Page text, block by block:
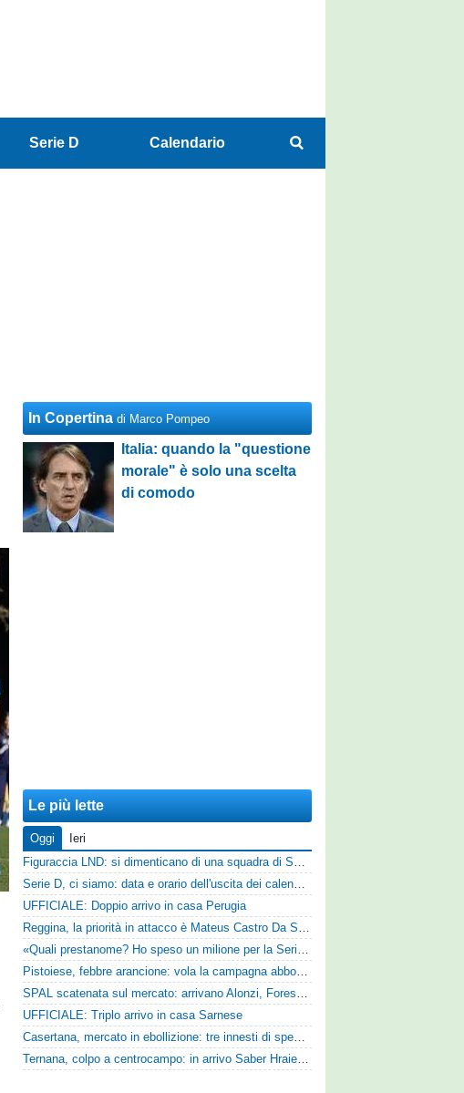
Serie D Calendario
In Copertina di Marco Pompeo
Italia: quando la "questione
morale" è solo una scelta
di comodo
Le più lette
Oggi
Ieri
Figuraccia LND: si dimenticano di una squadra di Serie D, è da rifare il programma Coppa Italia
Serie D, ci siamo: data e orario dell'uscita dei calendari ufficiali
UFFICIALE: Doppio arrivo in casa Perugia
Reggina, la priorità in attacco è Mateus Castro Da Silva: ore decisive per la fumata bianca
«Quali prestanome? Ho speso un milione per la Serie D»: Bandecchi rompe il silenzio sul futuro della Ternana
Pistoiese, febbre arancione: vola la campagna abbonamenti, superata quota 750 tessere
SPAL scatenata sul mercato: arrivano Alonzi, Foresta, Munaretto e Tobia
UFFICIALE: Triplo arrivo in casa Sarnese
Casertana, mercato in ebollizione: tre innesti di spessore per lo scacchiere di Vinicio Espinal
Ternana, colpo a centrocampo: in arrivo Saber Hraiech, per Scappini si attende l'accordo